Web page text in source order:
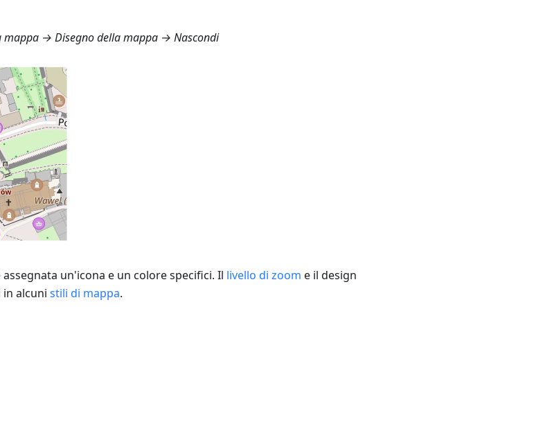
→ Disegno della mappa → Nascondi
un'icona e un colore specifici. Il livello di zoom e il design
in alcuni stili di mappa.